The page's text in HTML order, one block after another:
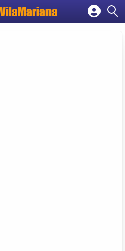
VilaMariana
Cadastrar empresa